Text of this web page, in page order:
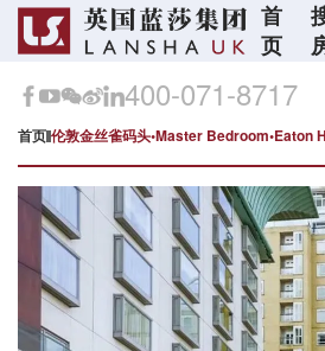
首
页
400-071-8717
首页 伦敦金丝雀码头•Master Bedroom•Eaton